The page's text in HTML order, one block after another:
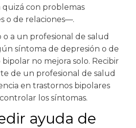
con problemas
o de relaciones—.
a un profesional de salud
síntoma de depresión o de
no mejora solo. Recibir
de un profesional de salud
en trastornos bipolares
los síntomas.
ayuda de